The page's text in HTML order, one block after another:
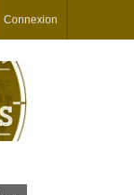
Connexion